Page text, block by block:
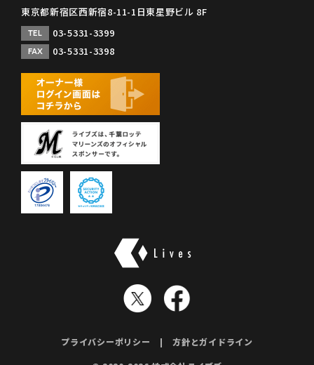
東京都新宿区西新宿8-11-1日東星野ビル 8F
TEL 03-5331-3399
FAX 03-5331-3398
プライバシーポリシー 方針とガイドライン